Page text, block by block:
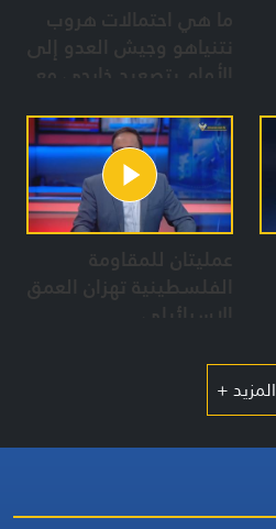
ما هي احتمالات هروب
نتنياهو وجيش العدو إلى
الأمام بتصعيد خارجي مع
عمليتان للمقاومة
الفلسطينية تهزان العمق
المزيد +